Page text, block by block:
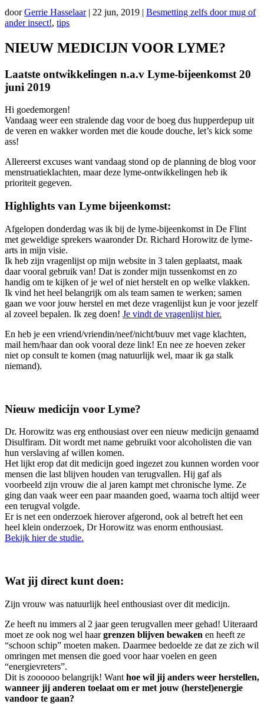
doorGerrie Hasselaar| 22 jun, 2019 | Besmetting zelfs door mug of
ander insect!, tips
NIEUW MEDICIJN VOOR LYME?
Laatste ontwikkelingen n.a.v Lyme-bijeenkomst 20
juni 2019
Hi goedemorgen!
Vandaag weer een stralende dag voor de boeg dus hupperdepup uit
de veren en wakker worden met die koude douche, let’s kick some
ass!
Allereerst excuses want vandaag stond op de planning de blog voor
menstruatieklachten, maar deze lyme-ontwikkelingen heb ik
prioriteit gegeven.
Highlights van Lyme bijeenkomst:
Afgelopen donderdag was ik bij de lyme-bijeenkomst in De Flint
met geweldige sprekers waaronder Dr. Richard Horowitz de lyme-
arts in mijn visie.
Ik heb zijn vragenlijst op mijn website in 3 talen geplaatst, maak
daar vooral gebruik van! Dat is zonder mijn tussenkomst en zo
handig om te kijken of je wel of niet herstelt en op welke vlakken.
Ik vind het heel belangrijk om als team samen te werken; samen
gaan we voor jouw herstel en met deze vragenlijst kun je voor jezelf
al zoveel bepalen. Ik zeg doen! Je vindt de vragenlijst hier.
En heb je een vriend/vriendin/neef/nicht/buuv met vage klachten,
mail hem/haar dan ook vooral deze link! En nee ze hoeven zeker
niet op consult te komen (mag natuurlijk wel, maar ik ga stalk
niemand).
Nieuw medicijn voor Lyme?
Dr. Horowitz was erg enthousiast over een nieuw medicijn genaamd
Disulfiram. Dit wordt met name gebruikt voor alcoholisten die van
hun verslaving af willen komen.
Het lijkt erop dat dit medicijn goed ingezet zou kunnen worden voor
mensen die last blijven houden van terugvallen. Hij gaf als
voorbeeld zijn vrouw die al jaren kampt met chronische lyme. Ze
ging dan vaak weer een paar maanden goed, waarna toch altijd weer
een terugval volgde.
Er is net een onderzoek hierover afgerond, ook al betreft het een
heel klein onderzoek, Dr Horowitz was enorm enthousiast.
Bekijk hier de studie.
Wat jij direct kunt doen:
Zijn vrouw was natuurlijk heel enthousiast over dit medicijn.
Ze heeft nu immers al 2 jaar geen terugvallen meer gehad! Uiteraard
moet ze ook nog wel haargrenzen blijven bewaken en heeft ze
“schoon schip” moeten maken. Daarmee bedoelde ze dat ze zich wil
omringen met mensen die goed voor haar voelen en geen
“energievreters”.
Dit is zoooooo belangrijk! Want hoe wil jij anders weer herstellen,
wanneer jij anderen toelaat om er met jouw (herstel)energie
vandoor te gaan?